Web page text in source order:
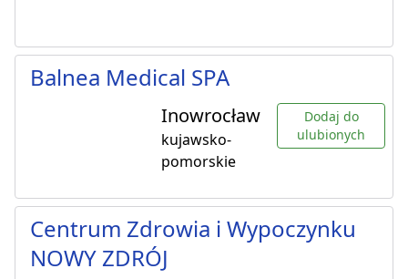
Balnea Medical SPA
Inowrocław
kujawsko-
pomorskie
Dodaj do
ulubionych
Centrum Zdrowia i Wypoczynku
NOWY ZDRÓJ